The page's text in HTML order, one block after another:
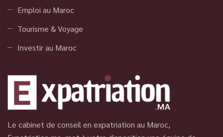
Emploi au Maroc
Tourisme & Voyage
Investir au Maroc
Le cabinet de conseil en expatriation au Maroc,